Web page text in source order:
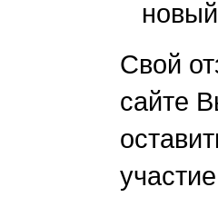
Свой
сайте